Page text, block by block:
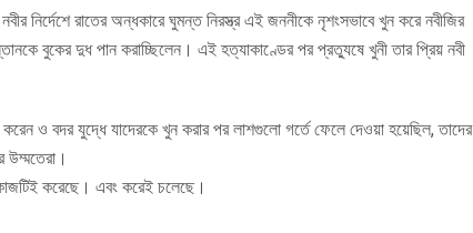
নির্দেশে রাতের অন্ধকারে ঘুমন্ত নিরস্ত্র এই জননীকে নৃশংসভাবে খুন করে নবীজির
বুকের দুধ পান করাচ্ছিলেন। এই হত্যাকাণ্ডের পর প্রত্যুষে খুনী তার প্রিয় নবী
ও বদর যুদ্ধে যাদেরকে খুন করার পর লাশগুলো গর্তে ফেলে দেওয়া হয়েছিল, তাদের
উম্মতেরা।
করেছে। এবং করেই চলেছে।